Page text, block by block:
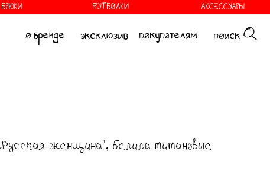
поиск
покупателям
эксклюзив
БРЮКИ ФУТБОЛКИ АКСЕССУАРЫ
женщина", белила титановые